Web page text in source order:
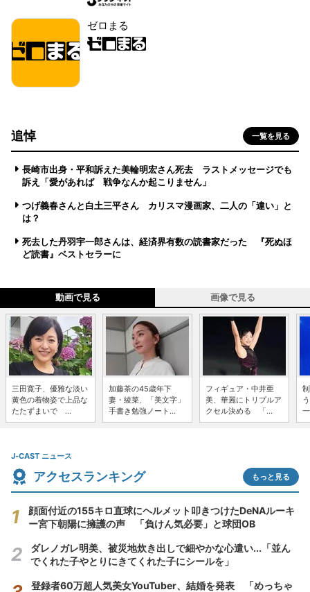
ゼロまる
追悼 一覧を見る
長崎市出身・平和訴えた美輪明宏さん死去 ラストメッセージでも
訴え「愛があれば 戦争なんか起こりません」
つげ義春さんと白土三平さん カリスマ漫画家、二人の「違い」と
は？
死去した丹羽宇一郎さんは、経済界有数の読書家だった 『死ぬほ
ど読書』ベストセラーに
動画で見る 画像で見る
三田寛子、優雅な淡い
黄色の着物姿で上品な
たたずまいで ...
加藤茶の45歳年下
妻・綾菜、「美文字」
手書き勉強ノート...
フィギュア・中井亜
美、華麗にトリプルア
クセル決める 「...
J-CAST ニュース
アクセスランキング もっと見る
顔面付近の155キロ直球にヘルメット叩きつけたDeNAルーキ
ー宮下朝陽に擁護の声 「負けん気必要」と球団OB
ダレノガレ明美、被災地炊き出しで細やかな心遣い...「並ん
でくれた子やとりにきてくれた子にシールを」
登録者60万超人気美女YouTuber、結婚を発表 「めっちゃ